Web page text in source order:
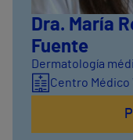
Dra. María
Fuente
Dermatología
Centro Médico